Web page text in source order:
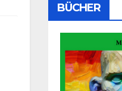
BÜCHER